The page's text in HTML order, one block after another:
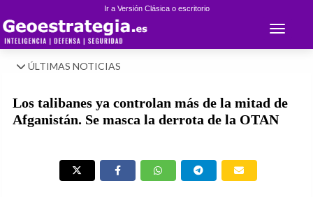
Ir a Versión Clásica o escritorio
Toggle
ÚLTIMAS NOTICIAS
Los talibanes ya controlan más de la mitad de
Afganistán. Se masca la derrota de la OTAN